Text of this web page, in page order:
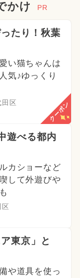
かけ PR
たり！秋葉
い猫ちゃんは
気♪ゆっくり
区 クーポン
遊べる都内
カショーなど
して外遊びや
東京」と
や道具を使っ